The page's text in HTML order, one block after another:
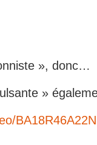
», donc…
»